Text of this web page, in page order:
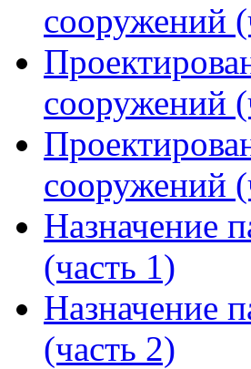
сооружений
сооружений
сооружений
Назначение
(часть 1)
Назначение
(часть 2)